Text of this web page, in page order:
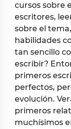
cursos sobre
escritores,
sobre el
habilidades
tan sencillo
escribir?
primeros
perfectos,
evolución.
primeros
muchísimos